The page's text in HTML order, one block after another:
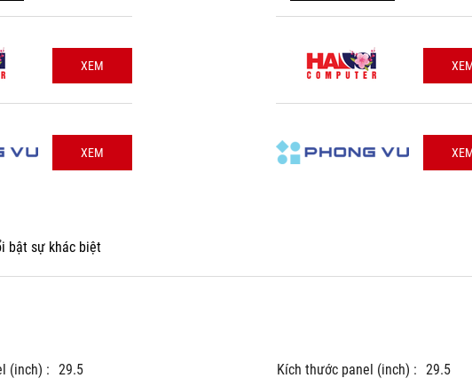
XEM
XEM
bật sự khác biệt
(inch) : 29.5
Kích thước panel (inch) : 29.5